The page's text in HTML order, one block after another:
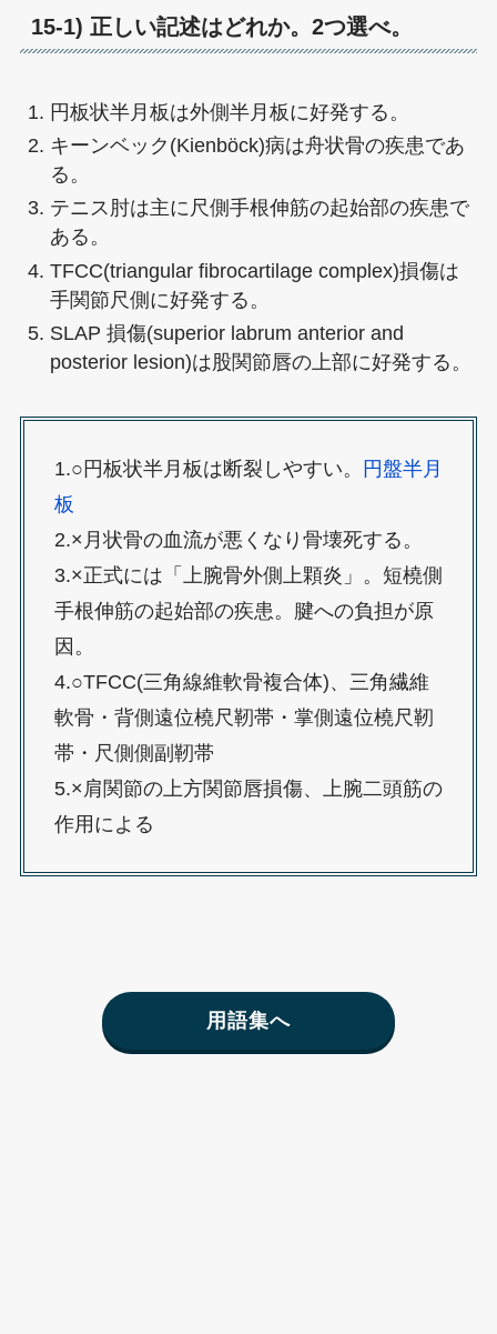
15-1) 正しい記述はどれか。2つ選べ。
円板状半月板は外側半月板に好発する。
キーンベック(Kienböck)病は舟状骨の疾患であ
る。
テニス肘は主に尺側手根伸筋の起始部の疾患で
ある。
TFCC(triangular fibrocartilage complex)損傷は
手関節尺側に好発する。
SLAP 損傷(superior labrum anterior and
posterior lesion)は股関節唇の上部に好発する。
1.○円板状半月板は断裂しやすい。
円盤半月
板
2.×月状骨の血流が悪くなり骨壊死する。
3.×正式には「上腕骨外側上顆炎」。短橈側
手根伸筋の起始部の疾患。腱への負担が原
因。
4.○TFCC(三角線維軟骨複合体)、三角繊維
軟骨・背側遠位橈尺靭帯・掌側遠位橈尺靭
帯・尺側側副靭帯
5.×肩関節の上方関節唇損傷、上腕二頭筋の
作用による
用語集へ